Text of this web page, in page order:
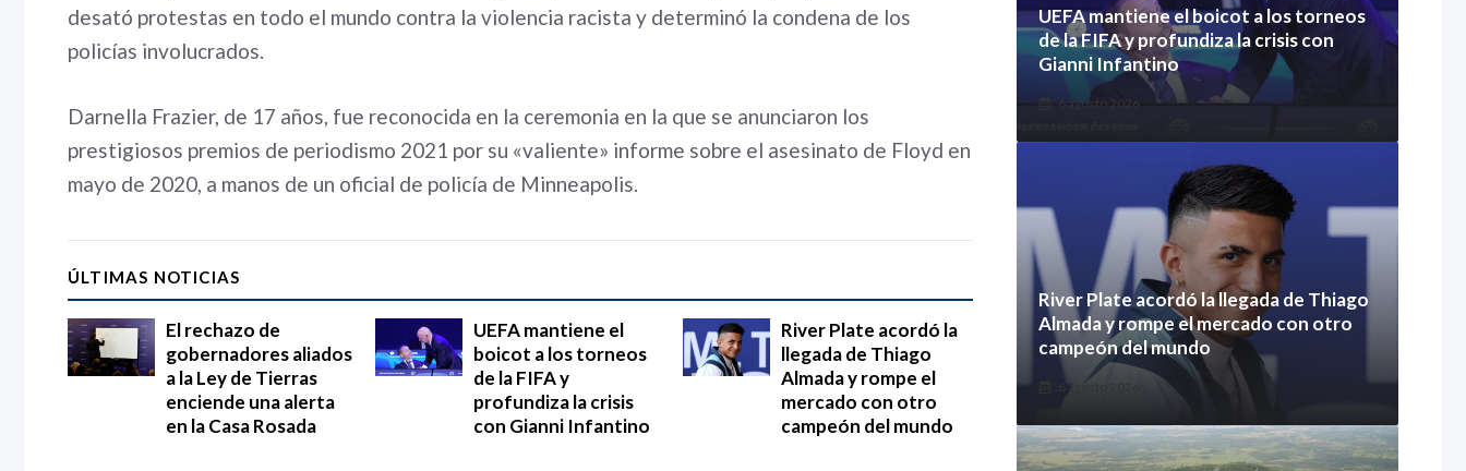
desató protestas en todo el mundo contra la violencia racista y determinó la condena de los
policías involucrados.
Darnella Frazier, de 17 años, fue reconocida en la ceremonia en la que se anunciaron los
prestigiosos premios de periodismo 2021 por su «valiente» informe sobre el asesinato de Floyd en
mayo de 2020, a manos de un oficial de policía de Minneapolis.
ÚLTIMAS NOTICIAS
El rechazo de
gobernadores aliados
a la Ley de Tierras
enciende una alerta
en la Casa Rosada
UEFA mantiene el
boicot a los torneos
de la FIFA y
profundiza la crisis
con Gianni Infantino
River Plate acordó la
llegada de Thiago
Almada y rompe el
mercado con otro
campeón del mundo
UEFA mantiene el boicot a los torneos
de la FIFA y profundiza la crisis con
Gianni Infantino
6 agosto 2026
River Plate acordó la llegada de Thiago
Almada y rompe el mercado con otro
campeón del mundo
6 agosto 2026